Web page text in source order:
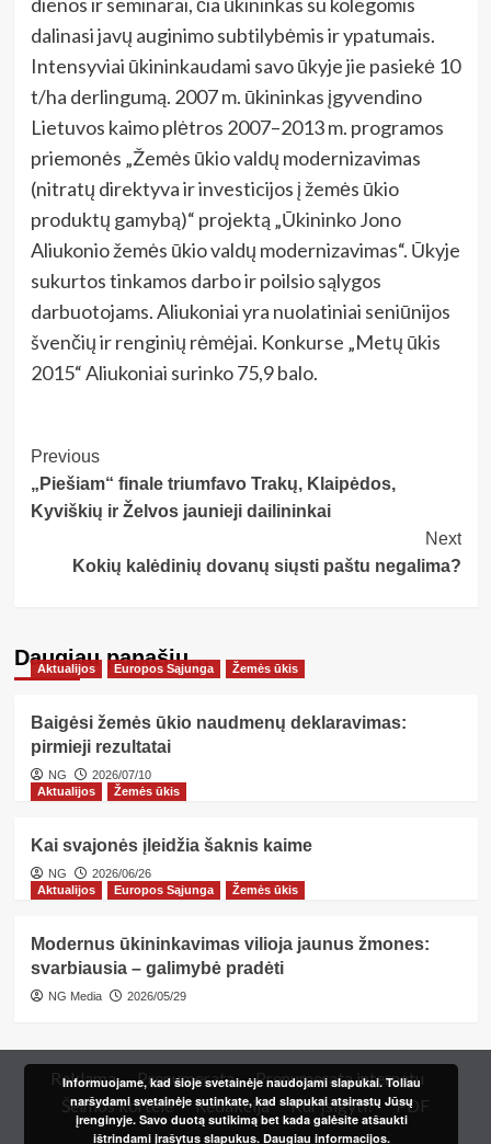
dalinasi javų auginimo subtilybėmis ir ypatumais.
Intensyviai ūkininkaudami savo ūkyje jie pasiekė 10
t/ha derlingumą. 2007 m. ūkininkas įgyvendino
Lietuvos kaimo plėtros 2007–2013 m. programos
priemonės „Žemės ūkio valdų modernizavimas
(nitratų direktyva ir investicijos į žemės ūkio
produktų gamybą)“ projektą „Ūkininko Jono
Aliukonio žemės ūkio valdų modernizavimas“. Ūkyje
sukurtos tinkamos darbo ir poilsio sąlygos
darbuotojams. Aliukoniai yra nuolatiniai seniūnijos
švenčių ir renginių rėmėjai. Konkurse „Metų ūkis
2015“ Aliukoniai surinko 75,9 balo.
Post
Navigation
Previous
„Piešiam“ finale triumfavo Trakų, Klaipėdos,
Kyviškių ir Želvos jaunieji dailininkai
Next
Kokių kalėdinių dovanų siųsti paštu negalima?
Daugiau panašių…
Aktualijos Europos Sąjunga Žemės ūkis
Baigėsi žemės ūkio naudmenų deklaravimas:
pirmieji rezultatai
NG
2026/07/10
Aktualijos
Žemės ūkis
Kai svajonės įleidžia šaknis kaime
NG
2026/06/26
Aktualijos
Europos Sąjunga Žemės ūkis
Modernus ūkininkavimas vilioja jaunus žmones:
svarbiausia – galimybė pradėti
NG Media 2026/05/29
Reklama Prenumerata
Prenumerata internetu
Šeimos kortelė
Redakcija Kur įsigyti? PDF
Informuojame, kad šioje svetainėje naudojami slapukai. Toliau
naršydami svetainėje sutinkate, kad slapukai atsirastų Jūsų
įrenginyje. Savo duotą sutikimą bet kada galėsite atšaukti
ištrindami įrašytus slapukus. Daugiau informacijos.